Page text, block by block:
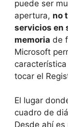
puede ser
apertura, no
servicios en
memoria de
Microsoft
tocar el
El lugar
cuadro de
Desde ahí